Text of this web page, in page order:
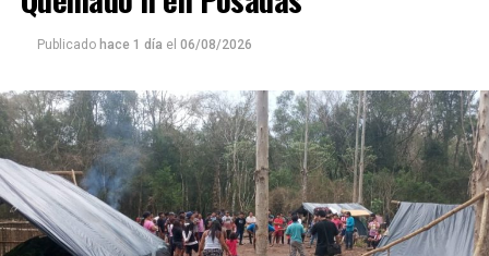
Publicado hace 1 día el 06/08/2026